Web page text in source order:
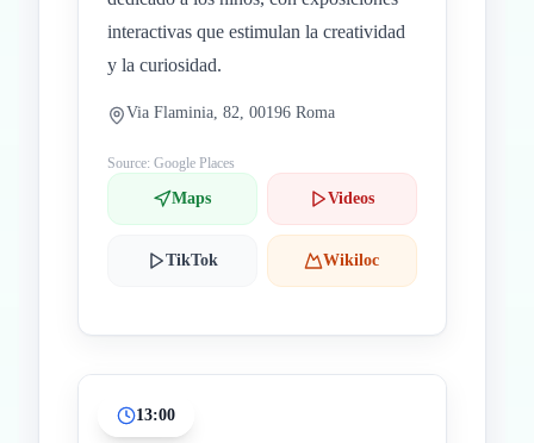
interactivas que estimulan la creatividad
y la curiosidad.
Via Flaminia, 82, 00196 Roma
Source: Google Places
Maps Videos
TikTok Wikiloc
13:00